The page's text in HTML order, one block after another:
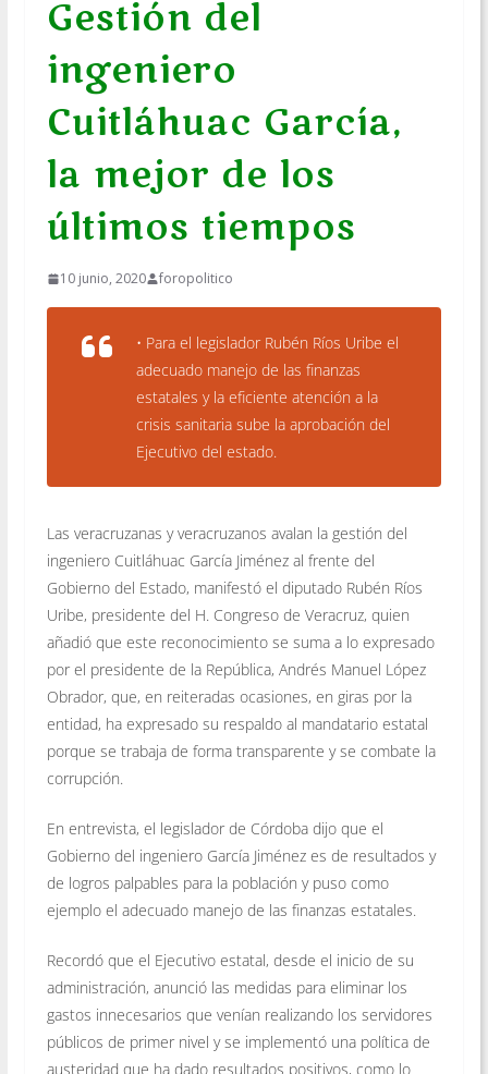
Gestión del
ingeniero
Cuitláhuac García,
la mejor de los
últimos tiempos
10 junio, 2020 foropolitico
• Para el legislador Rubén Ríos Uribe el
adecuado manejo de las finanzas
estatales y la eficiente atención a la
crisis sanitaria sube la aprobación del
Ejecutivo del estado.
Las veracruzanas y veracruzanos avalan la gestión del
ingeniero Cuitláhuac García Jiménez al frente del
Gobierno del Estado, manifestó el diputado Rubén Ríos
Uribe, presidente del H. Congreso de Veracruz, quien
añadió que este reconocimiento se suma a lo expresado
por el presidente de la República, Andrés Manuel López
Obrador, que, en reiteradas ocasiones, en giras por la
entidad, ha expresado su respaldo al mandatario estatal
porque se trabaja de forma transparente y se combate la
corrupción.
En entrevista, el legislador de Córdoba dijo que el
Gobierno del ingeniero García Jiménez es de resultados y
de logros palpables para la población y puso como
ejemplo el adecuado manejo de las finanzas estatales.
Recordó que el Ejecutivo estatal, desde el inicio de su
administración, anunció las medidas para eliminar los
gastos innecesarios que venían realizando los servidores
públicos de primer nivel y se implementó una política de
austeridad que ha dado resultados positivos, como lo